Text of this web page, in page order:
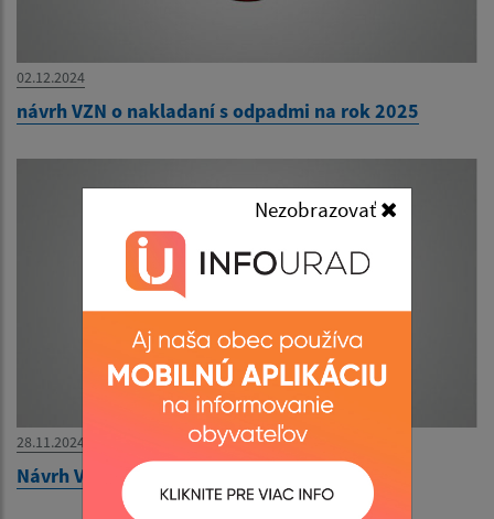
Nezobrazovať
02.12.2024
návrh VZN o nakladaní s odpadmi na rok 2025
28.11.2024
Návrh VZN o miestnych daniach